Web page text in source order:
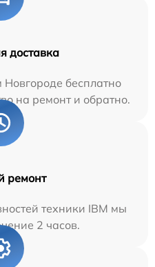
доставка
бесплатно
на ремонт и обратно.
ремонт
техники IBM мы
2 часов.